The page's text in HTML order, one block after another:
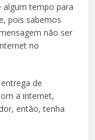
algum tempo para
pois sabemos
não ser
no
de
a internet,
então, tenha